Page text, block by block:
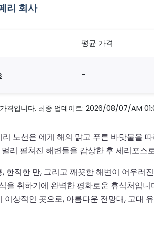
리 회사
평균 가격
-
격입니다. 최종 업데이트: 2026/08/07/AM
노선은 에게 해의 맑고 푸른 바닷물을
리 펼쳐진 해변들을 감상한 후 세리포스
한적한 만, 그리고 깨끗한 해변이 어우
을 취하기에 완벽한 평화로운 휴식처입
상적인 곳으로, 아름다운 전망대, 고대